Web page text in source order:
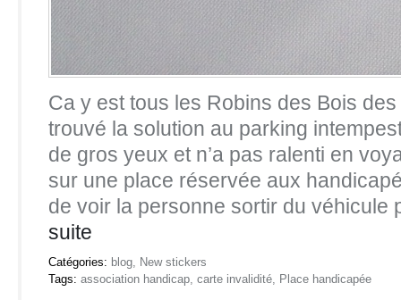
Ca y est tous les Robins des Bois
trouvé la solution au parking
de gros yeux et n’a pas ralenti en
sur une place réservée aux
de voir la personne sortir du véhicule
suite
Catégories: blog, New stickers
Tags: association handicap, carte invalidité, Place handicapée